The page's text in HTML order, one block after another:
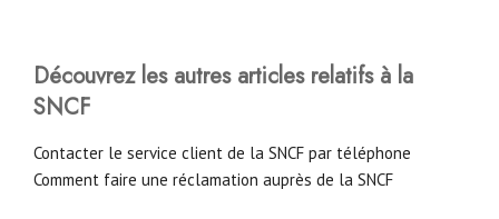
Découvrez les autres articles relatifs à la
SNCF
Contacter le service client de la SNCF par téléphone
Comment faire une réclamation auprès de la SNCF